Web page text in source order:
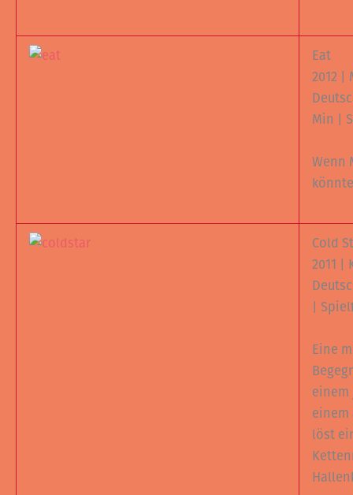
Eat
2012 |
Min |
Wenn
Cold
2011 |
|
Eine
einem
einem
löst